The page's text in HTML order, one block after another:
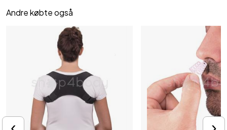
Andre købte også